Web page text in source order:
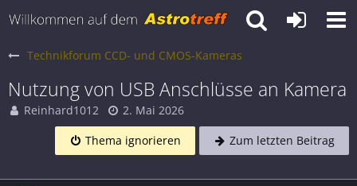
Technikforum CCD- und CMOS-Kameras
Nutzung von USB Anschlüsse an Kamera
Reinhard1012
2. Mai 2026
Thema ignorieren
Zum letzten Beitrag